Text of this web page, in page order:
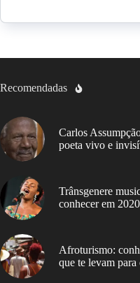
Recomendadas
Carlos
poeta vivo e
Trânsgenere
conhecer em 2020
Afroturismo:
que te levam